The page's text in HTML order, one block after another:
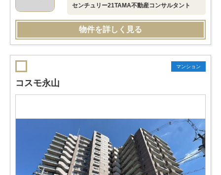
センチュリー21TAMA不動産コンサルタント
物件を詳しく見る
マンション
コスモ永山